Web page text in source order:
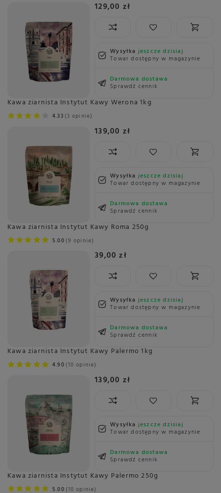
129,00 zł
Wysyłkajeszcze dzisiaj
Towar dostępny w magazynie
Darmowa dostawa
Sprawdź cennik
Kawa ziarnista Instytut Kawy Werona 1kg
4.33 3 opinie
139,00 zł
Wysyłkajeszcze dzisiaj
Towar dostępny w magazynie
Darmowa dostawa
Sprawdź cennik
Kawa ziarnista Instytut Kawy Roma 250g
5.00 9 opinie
39,00 zł
Wysyłkajeszcze dzisiaj
Towar dostępny w magazynie
Darmowa dostawa
Sprawdź cennik
Kawa ziarnista Instytut Kawy Palermo 1kg
4.90 10 opinie
139,00 zł
Wysyłkajeszcze dzisiaj
Towar dostępny w magazynie
Darmowa dostawa
Sprawdź cennik
Kawa ziarnista Instytut Kawy Palermo 250g
5.00 10 opinie